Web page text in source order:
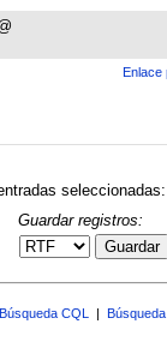
Enlace
seleccionadas:
Guardar registros:
Guardar
Búsqueda CQL